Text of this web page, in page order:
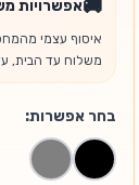
🚚אפשרויות
איסוף עצמי
משלוח עד הבית, עד 4 ימי עסקים (כל
בחר אפשרות: